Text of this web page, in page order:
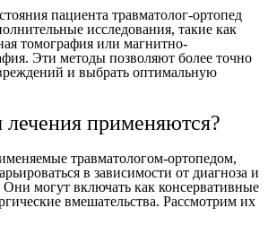
пациента травматолог-ортопед
исследования, такие как
томография или магнитно-
Эти методы позволяют более точно
и выбрать оптимальную
применяются?
травматологом-ортопедом,
в зависимости от диагноза и
Они могут включать как консервативные
вмешательства. Рассмотрим их